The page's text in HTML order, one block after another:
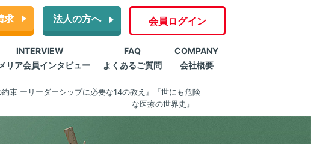
求 法人の方へ 会員ログイン
INTERVIEW
リア会員インタビュー
FAQ
よくあるご質問
COMPANY
会社概要
束 ーリーダーシップに必要な14の教え』『世にも危険
な医療の世界史』